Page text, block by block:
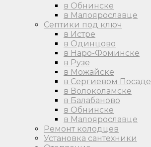
в Обнинске
в Малоярославце
Септики под ключ
в Истре
в Одинцово
в Наро-Фоминске
в Рузе
в Можайске
в Сергиевом Посаде
в Волоколамске
в Балабаново
в Обнинске
в Малоярославце
Ремонт колодцев
Установка сантехники